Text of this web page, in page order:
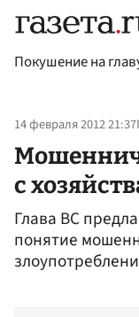
Покушение на
14 февраля 2012 21:37
с
Глава ВС
понятие